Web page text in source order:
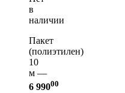
в
наличии
Пакет
(полиэтилен)
10
м —
6 99000